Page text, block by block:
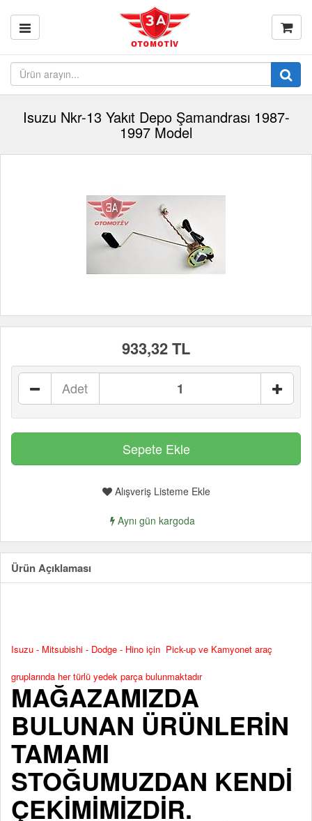
Isuzu Nkr-13 Yakıt Depo Şamandrası 1987-
1997 Model
933,32 TL
Adet
Alışveriş Listeme Ekle
Aynı gün kargoda
Ürün Açıklaması
Isuzu - Mitsubishi - Dodge - Hino için Pick-up ve Kamyonet araç
gruplarında her türlü yedek parça bulunmaktadır
MAĞAZAMIZDA
BULUNAN ÜRÜNLERİN
TAMAMI
STOĞUMUZDAN KENDİ
ÇEKİMİMİZDİR.